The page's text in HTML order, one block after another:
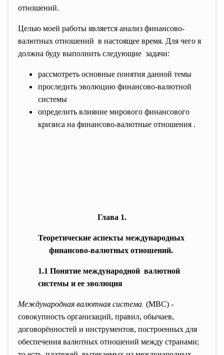
отношений.
Целью моей работы является анализ финансово-
валютных отношений в настоящее время. Для чего я
должна буду выполнить следующие задачи:
рассмотреть основные понятия данной темы
проследить эволюцию финансово-валютной
системы
определить влияние мирового финансового
кризиса на финансово-валютные отношения .
Глава 1.
Теоретические аспекты международных
финансово-валютных отношений.
1.1 Понятие международной валютной
системы и ее эволюция
Международная валютная система (МВС) -
совокупность организаций, правил, обычаев,
договорённостей и инструментов, построенных для
обеспечения валютных отношений между странами;